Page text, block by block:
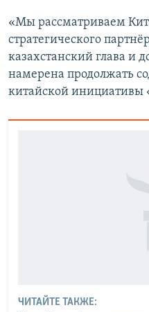
«Мы рассматриваем
стратегического
казахстанский глава и
намерена продолжать
китайской инициативы
ЧИТАЙТЕ ТАКЖЕ: